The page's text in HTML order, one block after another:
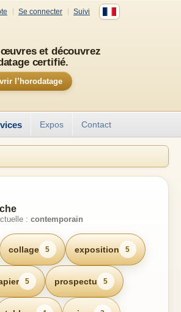
Se connecter Suivi
et découvrez
certifié.
l’horodatage
Expos Contact
: contemporain
collage 5 exposition 5
5 prospectu 5